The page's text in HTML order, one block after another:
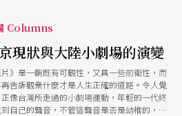
Columns
現狀與大陸小劇場的演變
片》是一齣既有可觀性，又具一些前衛性，而
再告訴觀衆什麼才是人生正確的道路。令人覺
像台灣所走過的小劇場運動，年輕的一代終
自己的聲音，不管這聲音是否是幼稚的，頹